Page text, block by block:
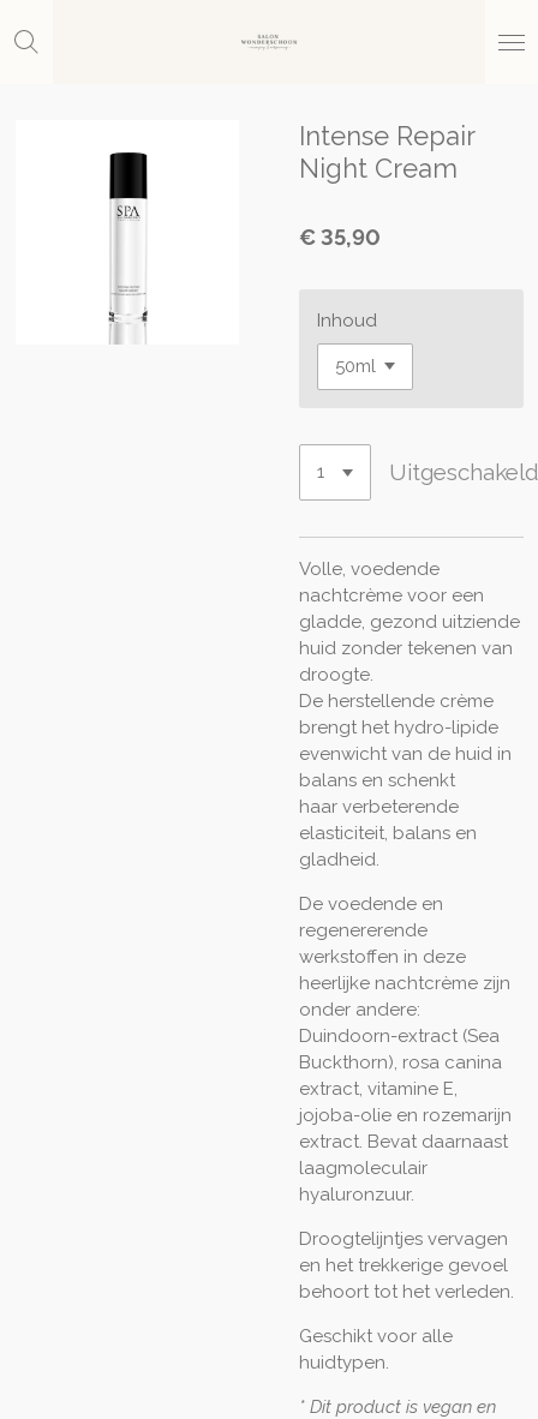
direct
Intense Repair
Night Cream
€ 35,90
Inhoud
Volle, voedende
nachtcrème voor een
gladde, gezond uitziende
huid zonder tekenen van
droogte.
De herstellende crème
brengt het hydro-lipide
evenwicht van de huid in
balans en schenkt
haar verbeterende
elasticiteit, balans en
gladheid.
De voedende en
regenererende
werkstoffen in deze
heerlijke nachtcrème zijn
onder andere:
Duindoorn-extract (Sea
Buckthorn), rosa canina
extract, vitamine E,
jojoba-olie en rozemarijn
extract. Bevat daarnaast
laagmoleculair
hyaluronzuur.
Droogtelijntjes vervagen
en het trekkerige gevoel
behoort tot het verleden.
Geschikt voor alle
huidtypen.
* Dit product is vegan en